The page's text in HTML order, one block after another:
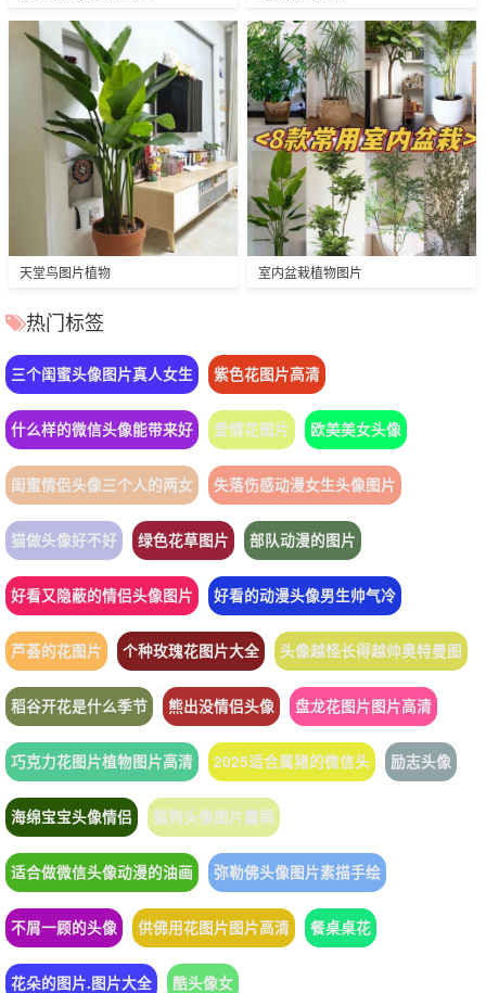
天堂鸟图片植物 室内盆栽植物图片
热门标签
三个闺蜜头像图片真人女生 紫色花图片高清
什么样的微信头像能带来好 爱情花图片 欧美美女头像
闺蜜情侣头像三个人的两女 失落伤感动漫女生头像图片
猫做头像好不好 绿色花草图片 部队动漫的图片
好看又隐蔽的情侣头像图片 好看的动漫头像男生帅气冷
芦荟的花图片 个种玫瑰花图片大全 头像越怪长得越帅奥特曼图
稻谷开花是什么季节 熊出没情侣头像 盘龙花图片图片高清
巧克力花图片植物图片高清 2025适合属猪的微信头 励志头像
海绵宝宝头像情侣 猫狗头像图片蠢萌
适合做微信头像动漫的油画 弥勒佛头像图片素描手绘
不屑一顾的头像 供佛用花图片图片高清 餐桌桌花
花朵的图片.图片大全 酷头像女